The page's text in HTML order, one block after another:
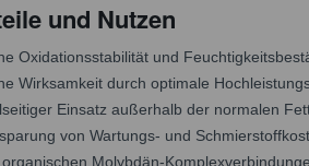
und Nutzen
Oxidationsstabilität und
Wirksamkeit durch optimale
Einsatz außerhalb der normalen
von Wartungs- und
organischen Molybdän-